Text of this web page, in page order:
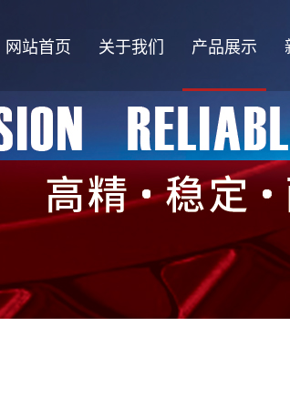
网站首页 关于我们 产品展示